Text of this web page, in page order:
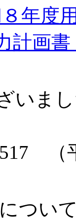
年度
計画
いま
（
つい